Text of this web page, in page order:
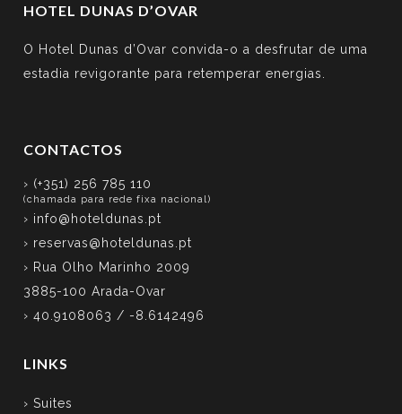
HOTEL DUNAS D’OVAR
O Hotel Dunas d’Ovar convida-o a desfrutar de uma
estadia revigorante para retemperar energias.
CONTACTOS
› (+351) 256 785 110
(chamada para rede fixa nacional)
› info@hoteldunas.pt
› reservas@hoteldunas.pt
› Rua Olho Marinho 2009
3885-100 Arada-Ovar
› 40.9108063 / -8.6142496
LINKS
› Suites